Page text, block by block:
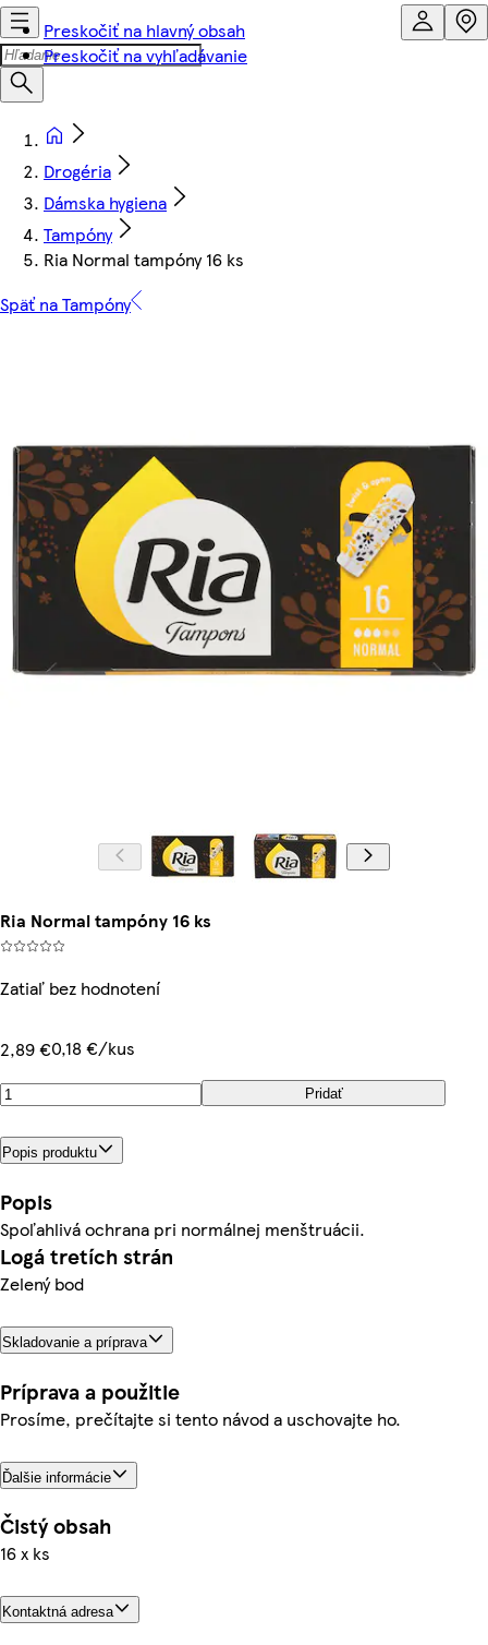
Preskočiť na hlavný obsah
Preskočiť na vyhľadávanie
Drogéria
Dámska hygiena
Tampóny
Ria Normal tampóny 16 ks
Späť na Tampóny
Ria Normal tampóny 16 ks
Zatiaľ bez hodnotení
2,89 €0,18 €/kus
Pridať
Popis produktu
Popis
Spoľahlivá ochrana pri normálnej menštruácii.
Logá tretích strán
Zelený bod
Skladovanie a príprava
Príprava a použitie
Prosíme, prečítajte si tento návod a uschovajte ho.
Ďalšie informácie
Čistý obsah
16 x ks
Kontaktná adresa